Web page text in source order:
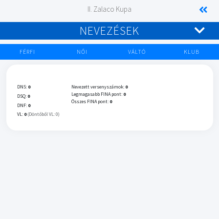
II. Zalaco Kupa
NEVEZÉSEK
FÉRFI NŐI VÁLTÓ KLUB
DNS: 0
DSQ: 0
DNF: 0
VL: 0 (Döntőből VL: 0)
Nevezett versenyszámok: 0
Legmagasabb FINA pont: 0
Összes FINA pont: 0